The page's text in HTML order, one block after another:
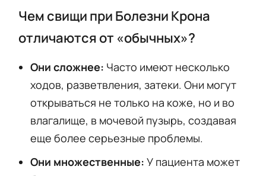
Чем свищи при Болезни Крона
отличаются от «обычных»?
Они сложнее: Часто имеют несколько
ходов, разветвления, затеки. Они могут
открываться не только на коже, но и во
влагалище, в мочевой пузырь, создавая
еще более серьезные проблемы.
Они множественные: У пациента может